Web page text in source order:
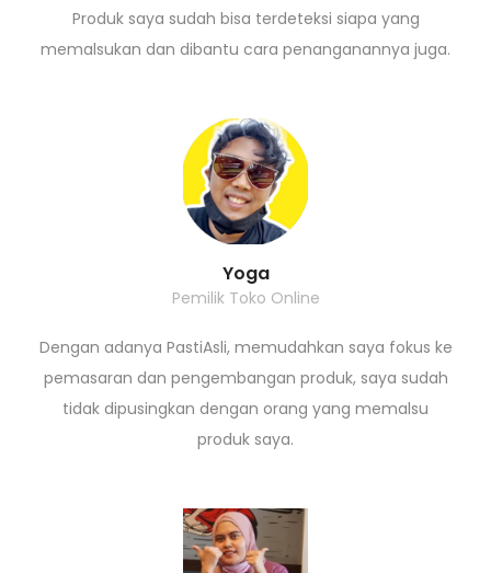
Produk saya sudah bisa terdeteksi siapa yang
memalsukan dan dibantu cara penanganannya juga.
Yoga
Pemilik Toko Online
Dengan adanya PastiAsli, memudahkan saya fokus ke
pemasaran dan pengembangan produk, saya sudah
tidak dipusingkan dengan orang yang memalsu
produk saya.